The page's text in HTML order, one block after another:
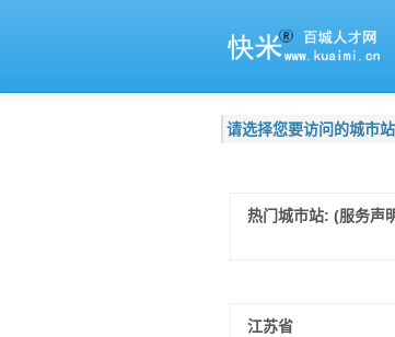
请选择您要访问的城市站
热门城市站: (服务声
江苏省